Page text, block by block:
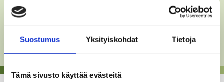
Suostumus Yksityiskohdat Tietoja
Tämä sivusto käyttää evästeitä